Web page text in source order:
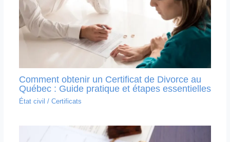
Comment obtenir un Certificat de Divorce au
Québec : Guide pratique et étapes essentielles
État civil / Certificats